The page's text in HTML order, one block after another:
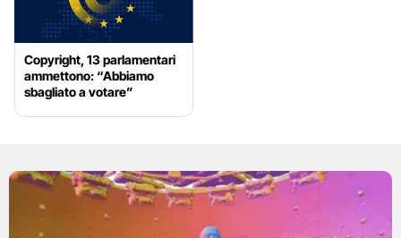
Copyright, 13 parlamentari
ammettono: “Abbiamo
sbagliato a votare”